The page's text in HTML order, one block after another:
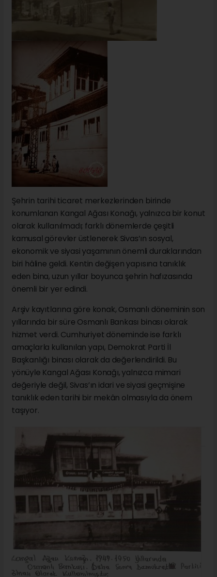
Şehrin tarihi ticaret merkezlerinden birinde
konumlanan Kangal Ağası Konağı, yalnızca bir konut
olarak kullanılmadı; farklı dönemlerde çeşitli
kamusal görevler üstlenerek Sivas’ın sosyal,
ekonomik ve siyasi yaşamının önemli duraklarından
biri hâline geldi. Kentin değişen yapısına tanıklık
eden bina, uzun yıllar boyunca şehrin hafızasında
önemli bir yer edindi.
Arşiv kayıtlarına göre konak, Osmanlı döneminin son
yıllarında bir süre Osmanlı Bankası binası olarak
hizmet verdi. Cumhuriyet döneminde ise farklı
amaçlarla kullanılan yapı, Demokrat Parti İl
Başkanlığı binası olarak da değerlendirildi. Bu
yönüyle Kangal Ağası Konağı, yalnızca mimari
değeriyle değil, Sivas’ın idari ve siyasi geçmişine
tanıklık eden tarihi bir mekân olmasıyla da önem
taşıyor.